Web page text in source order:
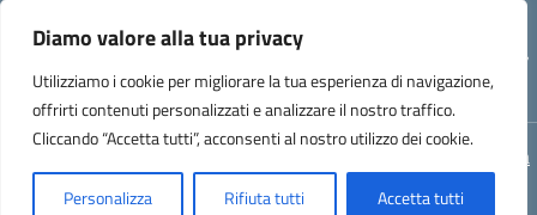
Diamo valore alla tua privacy
Utilizziamo i cookie per migliorare la tua esperienza di navigazione,
offrirti contenuti personalizzati e analizzare il nostro traffico.
Cliccando “Accetta tutti”, acconsenti al nostro utilizzo dei cookie.
Personalizza Rifiuta tutti Accetta tutti
Pec: btpc210007@pec.istruzione.it
Codice Meccanografico: istsc_btpc210007 - Codice Fiscale: 92058830727
- Codice Univoco d'ufficio: UFG4S9
Concept & Design by Designers Italia